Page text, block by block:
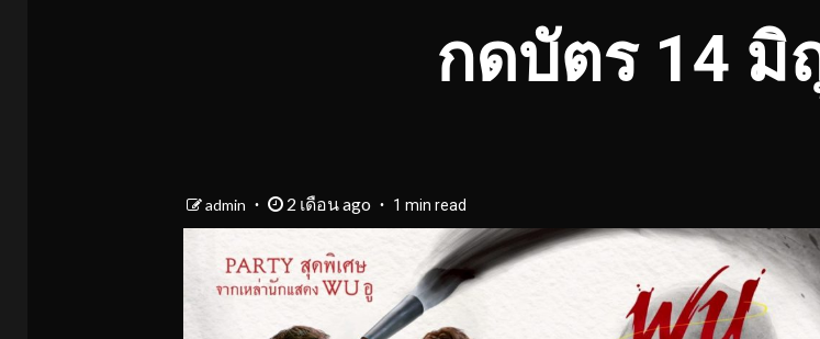
กดบัตร 14 มิ
admin 2 เดือน ago 1 min read